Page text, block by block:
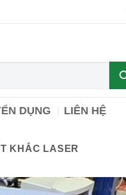
DỤNG LIÊN HỆ
KHẮC LASER